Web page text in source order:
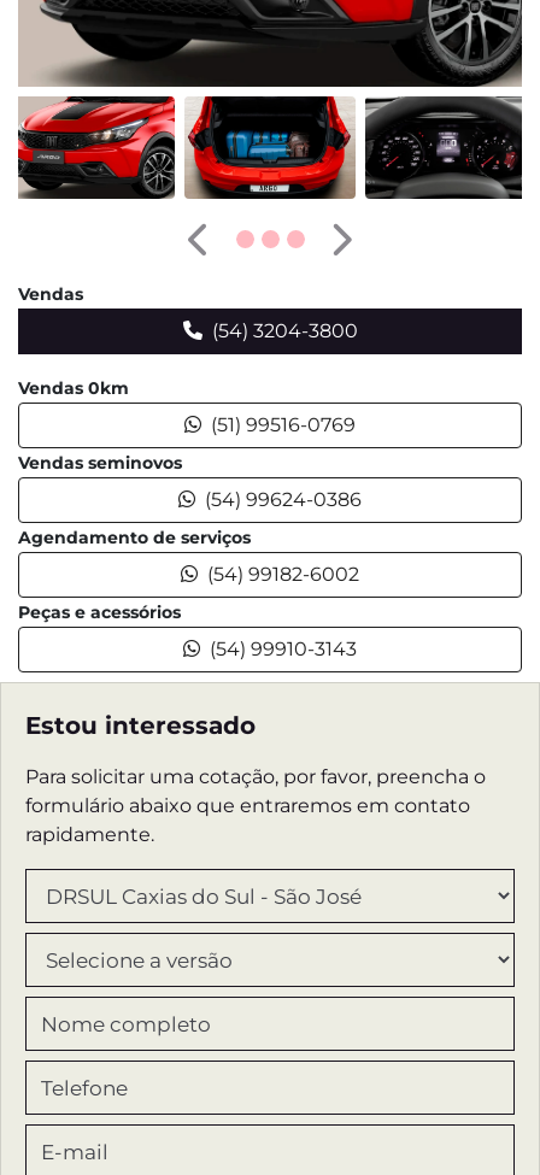
Estou interessado
Para solicitar uma cotação, por favor, preencha o
formulário abaixo que entraremos em contato
rapidamente.
Anterior Próximo
Vendas
(54) 3204-3800
Vendas 0km
(51) 99516-0769
Vendas seminovos
(54) 99624-0386
Agendamento de serviços
(54) 99182-6002
Peças e acessórios
(54) 99910-3143